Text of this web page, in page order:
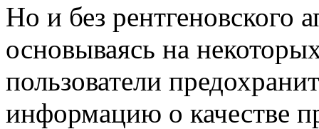
Но и без рентгеновского
основываясь на
пользователи
информацию о качестве